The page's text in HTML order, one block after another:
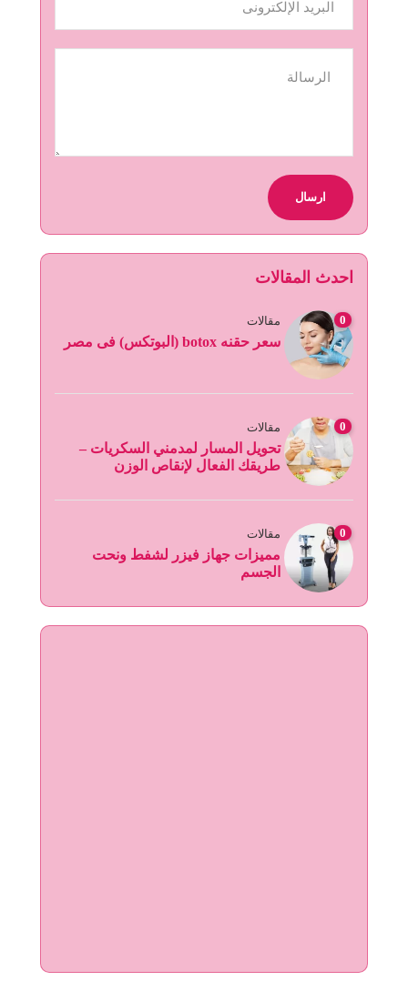
احدث المقالات
0 مقالات
سعر حقنه botox (البوتكس) فى مصر
0 مقالات
تحويل المسار لمدمني السكريات –
طريقك الفعال لإنقاص الوزن
0 مقالات
مميزات جهاز فيزر لشفط ونحت
الجسم